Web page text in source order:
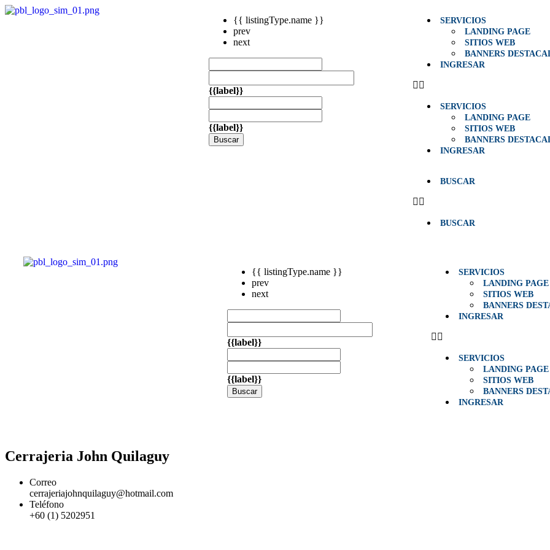
{{ listingType.name }}
prev
next
{{label}}
{{label}}
Buscar
SERVICIOS
LANDING PAGE
SITIOS WEB
BANNERS
INGRESAR
SERVICIOS
LANDING PAGE
SITIOS WEB
BANNERS
INGRESAR
BUSCAR
BUSCAR
{{ listingType.name }}
prev
next
{{label}}
{{label}}
Buscar
SERVICIOS
LANDING PAGE
SITIOS WEB
BANNERS
INGRESAR
SERVICIOS
LANDING PAGE
SITIOS WEB
BANNERS
INGRESAR
Cerrajeria John Quilaguy
Correo
cerrajeriajohnquilaguy@hotmail.com
Teléfono
+60 (1) 5202951